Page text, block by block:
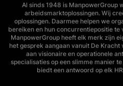
Al sinds 1948 is ManpowerGroup
arbeidsmarktoplossingen. Wij
oplossingen. Daarmee helpen we
bereiken en hun concurrentiepositie
ManpowerGroup heeft elk merk zijn
het gesprek aangaan vanuit De
aan visionaire en operationele
specialisaties op een slimme manier
biedt een antwoord op elk